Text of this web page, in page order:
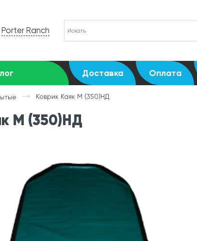
Porter Ranch
Доставка Оплата
Коврик Каяк М (350)НД
М (350)НД